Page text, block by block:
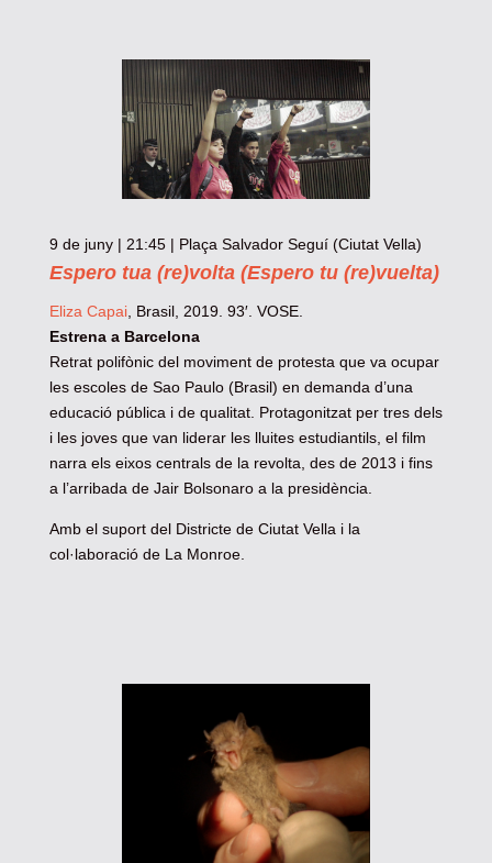
9 de juny | 21:45 | Plaça Salvador Seguí (Ciutat Vella)
Espero tua (re)volta (Espero tu (re)vuelta)
Eliza Capai, Brasil, 2019. 93′. VOSE.
Estrena a Barcelona
Retrat polifònic del moviment de protesta que va ocupar
les escoles de Sao Paulo (Brasil) en demanda d’una
educació pública i de qualitat. Protagonitzat per tres dels
i les joves que van liderar les lluites estudiantils, el film
narra els eixos centrals de la revolta, des de 2013 i fins
a l’arribada de Jair Bolsonaro a la presidència.
Amb el suport del Districte de Ciutat Vella i la
col·laboració de La Monroe.